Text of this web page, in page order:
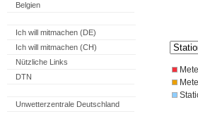
Belgien
Ich will mitmachen (DE)
Ich will mitmachen (CH)
Nützliche Links
DTN
Unwetterzentrale Deutschland